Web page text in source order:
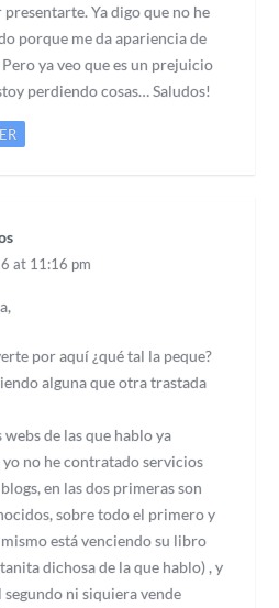
presentarte. Ya digo que no he
porque me da apariencia de
ya veo que es un prejuicio
perdiendo cosas… Saludos!
at 11:16 pm
por aquí ¿qué tal la peque?
alguna que otra trastada
webs de las que hablo ya
no he contratado servicios
en las dos primeras son
sobre todo el primero y
está venciendo su libro
dichosa de la que hablo) , y
segundo ni siquiera vende